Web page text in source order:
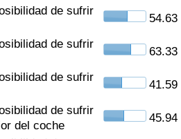
de sufrir
54.63
de sufrir
63.33
de sufrir
41.59
de sufrir
del coche
45.94
país